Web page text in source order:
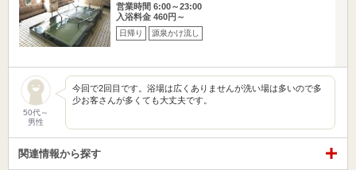
営業時間 6:00～23:00
入浴料金 460円～
日帰り 源泉かけ流し
50代～
男性
今回で2回目です。浴場は広くありませんが洗い場は多いので多
少お客さんが多くても大丈夫です。
関連情報から探す